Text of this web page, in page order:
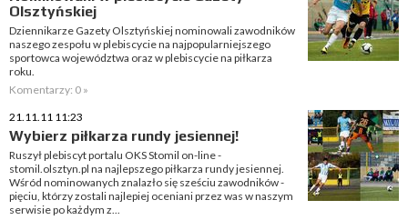
Olsztyńskiej
Dziennikarze Gazety Olsztyńskiej nominowali zawodników
naszego zespołu w plebiscycie na najpopularniejszego
sportowca województwa oraz w plebiscycie na piłkarza
roku.
Komentarzy: 0 »
21.11.11 11:23
Wybierz piłkarza rundy jesiennej!
Ruszył plebiscyt portalu OKS Stomil on-line -
stomil.olsztyn.pl na najlepszego piłkarza rundy jesiennej.
Wśród nominowanych znalazło się sześciu zawodników -
pięciu, którzy zostali najlepiej oceniani przez was w naszym
serwisie po każdym z...